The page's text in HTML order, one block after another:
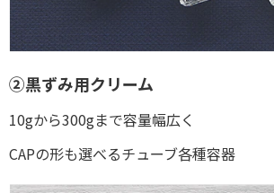
②黒ずみ用クリーム
10gから300gまで容量幅広く
CAPの形も選べるチューブ各種容器